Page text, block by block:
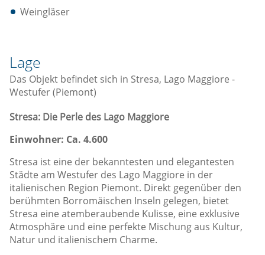
Weingläser
Lage
Das Objekt befindet sich in Stresa, Lago Maggiore -
Westufer (Piemont)
Stresa: Die Perle des Lago Maggiore
Einwohner: Ca. 4.600
Stresa ist eine der bekanntesten und elegantesten
Städte am Westufer des Lago Maggiore in der
italienischen Region Piemont. Direkt gegenüber den
berühmten Borromäischen Inseln gelegen, bietet
Stresa eine atemberaubende Kulisse, eine exklusive
Atmosphäre und eine perfekte Mischung aus Kultur,
Natur und italienischem Charme.